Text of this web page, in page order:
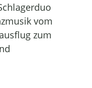
vom
zum